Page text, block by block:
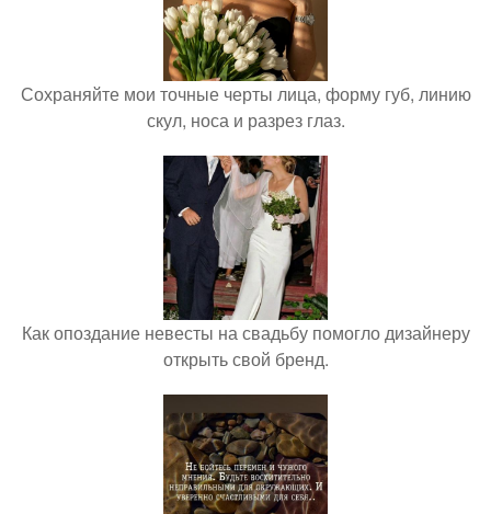
Сохраняйте мои точные черты лица, форму губ, линию
скул, носа и разрез глаз.
Как опоздание невесты на свадьбу помогло дизайнеру
открыть свой бренд.